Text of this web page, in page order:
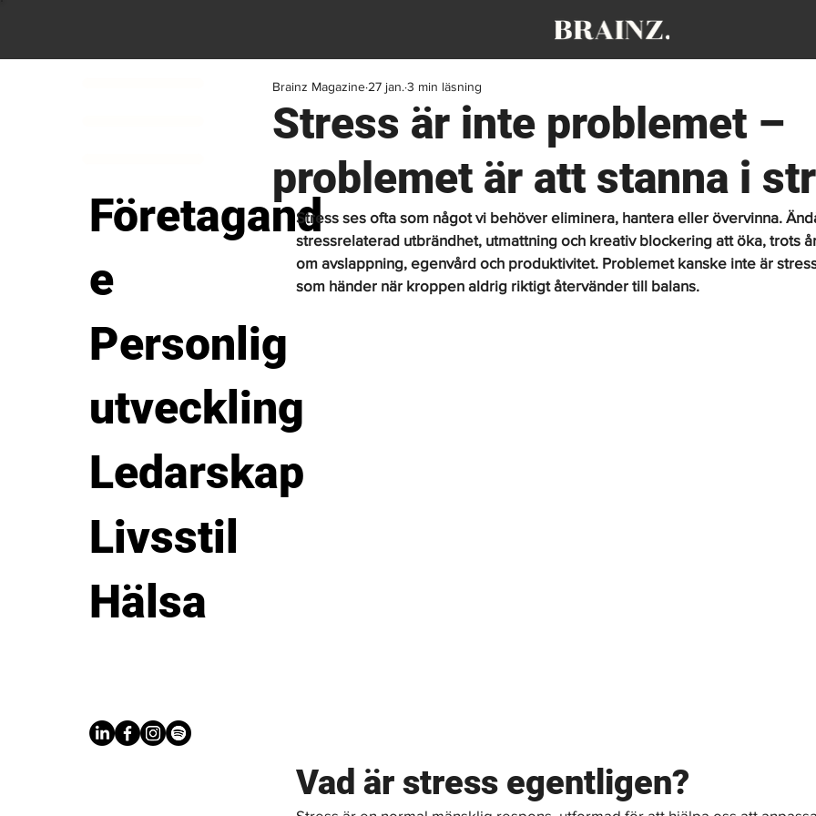
Företagand
e
Personlig
utveckling
Ledarskap
Livsstil
Hälsa
Stress är inte problemet –
problemet är att stanna i
Brainz Magazine 27 jan. 3 min läsning
Stress ses ofta som något vi behöver eliminera, hantera eller övervinna.
stressrelaterad utbrändhet, utmattning och kreativ blockering att öka, trots
om avslappning, egenvård och produktivitet. Problemet kanske inte är
som händer när kroppen aldrig riktigt återvänder till balans.
Vad är stress egentligen?